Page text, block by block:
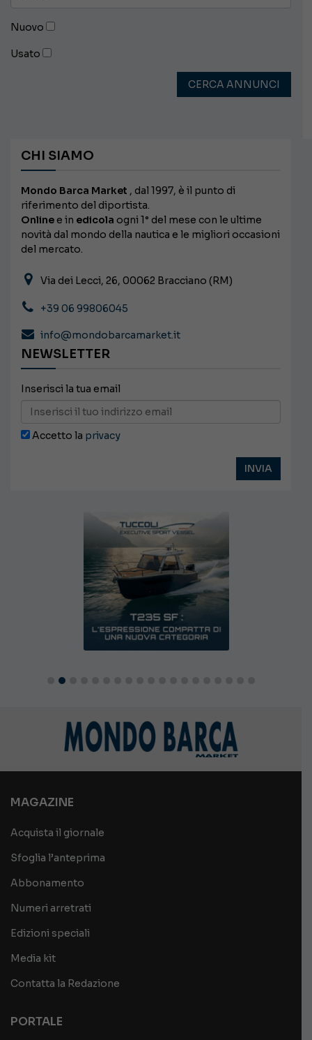
Nuovo
Usato
CERCA ANNUNCI
CHI SIAMO
Mondo Barca Market , dal 1997, è il punto di
riferimento del diportista.
Online e in edicola ogni 1° del mese con le ultime
novità dal mondo della nautica e le migliori occasioni
del mercato.
Via dei Lecci, 26, 00062 Bracciano (RM)
+39 06 99806045
info@mondobarcamarket.it
NEWSLETTER
Inserisci la tua email
Accetto la privacy
MAGAZINE
Acquista il giornale
Sfoglia l’anteprima
Abbonamento
Numeri arretrati
Edizioni speciali
Media kit
Contatta la Redazione
PORTALE